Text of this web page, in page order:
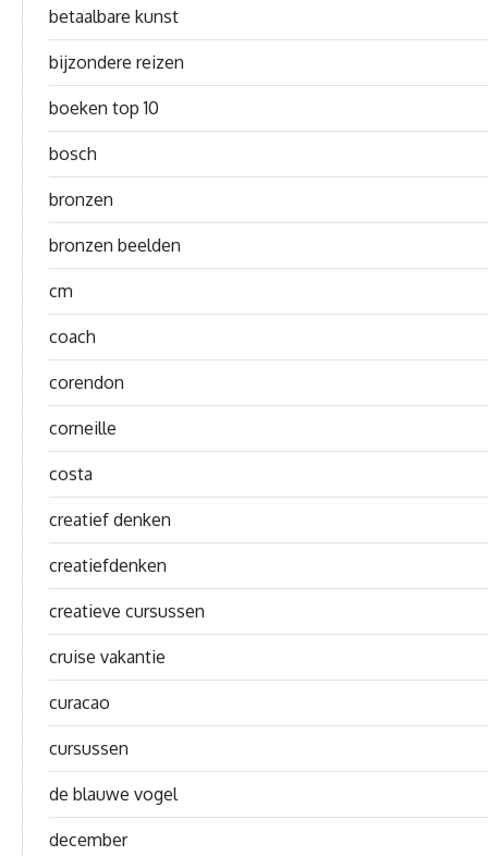
betaalbare kunst
bijzondere reizen
boeken top 10
bosch
bronzen
bronzen beelden
cm
coach
corendon
corneille
costa
creatief denken
creatiefdenken
creatieve cursussen
cruise vakantie
curacao
cursussen
de blauwe vogel
december